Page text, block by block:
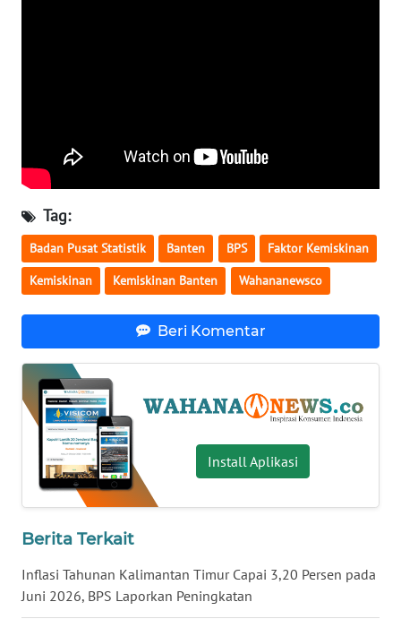
Tag:
Badan Pusat Statistik Banten BPS Faktor Kemiskinan
Kemiskinan Kemiskinan Banten Wahananewsco
Beri Komentar
Install Aplikasi
Berita Terkait
Inflasi Tahunan Kalimantan Timur Capai 3,20 Persen pada
Juni 2026, BPS Laporkan Peningkatan
WN
WN
SERAMBI
WN
WN
SULTRA
WN
NTB
WN
SULTENG
WN
SULBAR